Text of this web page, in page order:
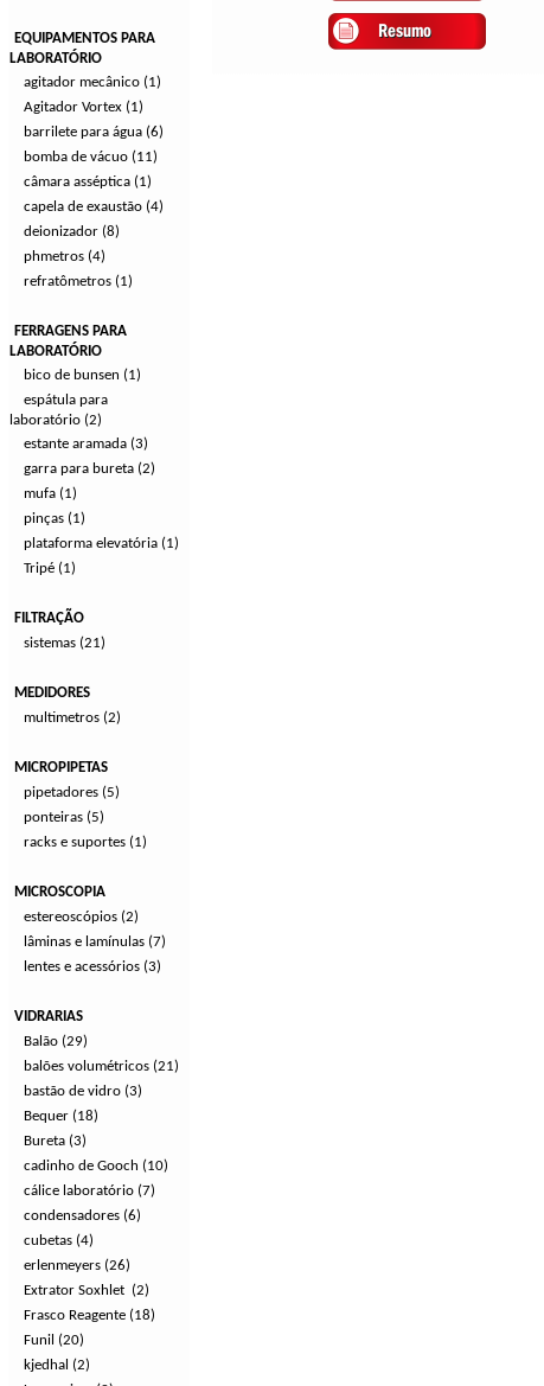
EQUIPAMENTOS PARA
LABORATÓRIO
agitador mecânico (1)
Agitador Vortex (1)
barrilete para água (6)
bomba de vácuo (11)
câmara asséptica (1)
capela de exaustão (4)
deionizador (8)
phmetros (4)
refratômetros (1)
FERRAGENS PARA
LABORATÓRIO
bico de bunsen (1)
espátula para
laboratório (2)
estante aramada (3)
garra para bureta (2)
mufa (1)
pinças (1)
plataforma elevatória (1)
Tripé (1)
FILTRAÇÃO
sistemas (21)
MEDIDORES
multimetros (2)
MICROPIPETAS
pipetadores (5)
ponteiras (5)
racks e suportes (1)
MICROSCOPIA
estereoscópios (2)
lâminas e lamínulas (7)
lentes e acessórios (3)
VIDRARIAS
Balão (29)
balões volumétricos (21)
bastão de vidro (3)
Bequer (18)
Bureta (3)
cadinho de Gooch (10)
cálice laboratório (7)
condensadores (6)
cubetas (4)
erlenmeyers (26)
Extrator Soxhlet (2)
Frasco Reagente (18)
Funil (20)
kjedhal (2)